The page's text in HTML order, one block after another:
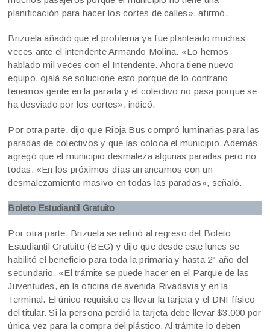
planificación para hacer los cortes de calles», afirmó.
Brizuela añadió que el problema ya fue planteado muchas
veces ante el intendente Armando Molina. «Lo hemos
hablado mil veces con el Intendente. Ahora tiene nuevo
equipo, ojalá se solucione esto porque de lo contrario
tenemos gente en la parada y el colectivo no pasa porque se
ha desviado por los cortes», indicó.
Por otra parte, dijo que Rioja Bus compró luminarias para las
paradas de colectivos y que las coloca el municipio. Además
agregó que el municipio desmaleza algunas paradas pero no
todas. «En los próximos días arrancamos con un
desmalezamiento masivo en todas las paradas», señaló.
Boleto Estudiantil Gratuito
Por otra parte, Brizuela se refirió al regreso del Boleto
Estudiantil Gratuito (BEG) y dijo que desde este lunes se
habilitó el beneficio para toda la primaria y hasta 2° año del
secundario. «El trámite se puede hacer en el Parque de las
Juventudes, en la oficina de avenida Rivadavia y en la
Terminal. El único requisito es llevar la tarjeta y el DNI físico
del titular. Si la persona perdió la tarjeta debe llevar $3.000 por
única vez para la compra del plástico. Al trámite lo deben